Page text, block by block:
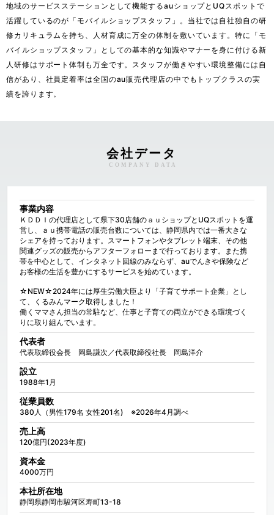
地域のサービスステーションとして機能するauショップとUQスポットで
活躍しているのが「モバイルショップスタッフ」。当社では自社独自の研
修カリキュラムを持ち、人材育成に万全の体制を敷いています。特に「モ
バイルショップスタッフ」としての基本的な知識やマナーを身に付ける新
人研修はサポート体制も万全です。スタッフが働きやすい環境整備には自
信があり、社員定着率は全国のau販売代理店の中でもトップクラスの実
績を誇ります。
会社データ
COMPANY DATA
事業内容
ＫＤＤＩの代理店として県下30店舗のａｕショップとUQスポットを運
営し、ａｕ携帯電話の販売台数については、静岡県内では一番大きな
シェアを持っております。スマートフォンやタブレット端末、その他
関連グッズの販売からアフターフォローまで行っております。また携
帯を中心として、インタネット回線のみならず、auでんきや保険など
お客様の生活を豊かにするサービスを始めています。
☆NEW☆2024年には厚生労働大臣より「子育てサポート企業」とし
て、くるみんマーク取得しました！
働くママさん担当の常駐など、仕事と子育ての両立ができる環境づく
りに取り組んでいます。
代表者
代表取締役会長　岡島謙次／代表取締役社長　岡島洋介
設立
1988年1月
従業員数
380人（男性179名 女性201名)　※2026年4月調べ
売上高
120億円(2023年度)
資本金
4000万円
本社所在地
静岡県静岡市駿河区寿町13-18